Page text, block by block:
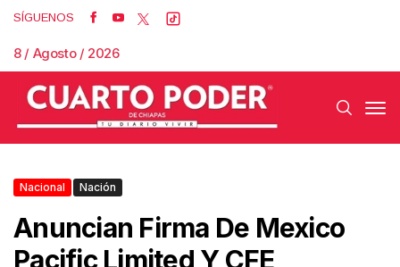
SÍGUENOS
8 / Agosto / 2026
Nacional Nación
Anuncian Firma De Mexico
Pacific Limited Y CFE